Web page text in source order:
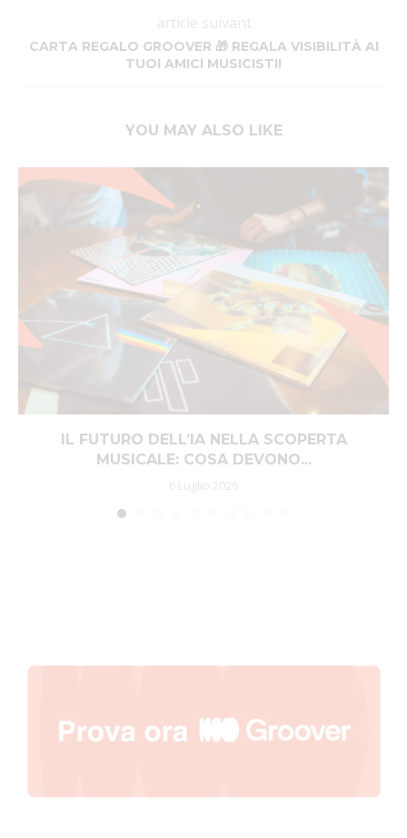
article suivant
CARTA REGALO GROOVER 🎁 REGALA VISIBILITÀ AI
TUOI AMICI MUSICISTI!
YOU MAY ALSO LIKE
IL FUTURO DELL’IA NELLA SCOPERTA
MUSICALE: COSA DEVONO...
6 Luglio 2026